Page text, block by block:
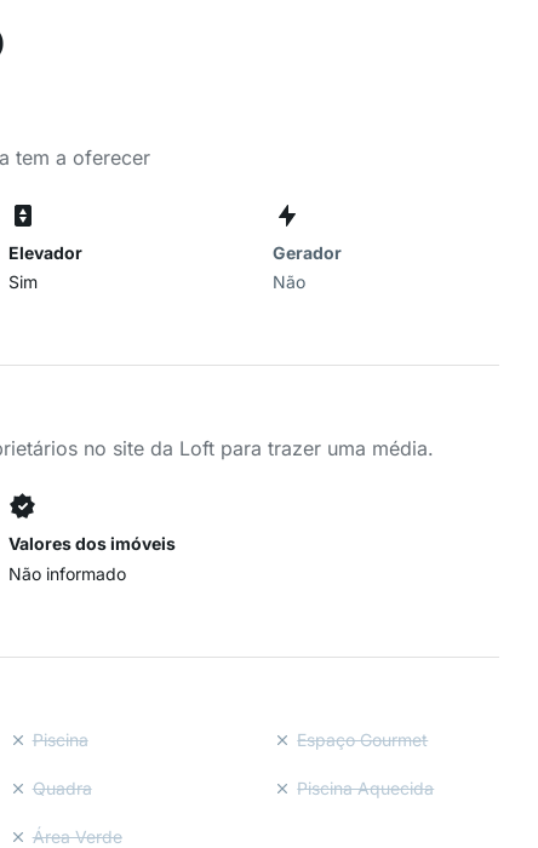
tem a oferecer
Elevador
Sim
Gerador
Não
no site da Loft para trazer uma média.
Valores dos imóveis
Não informado
Piscina Espaço Gourmet
Quadra Piscina Aquecida
Área Verde